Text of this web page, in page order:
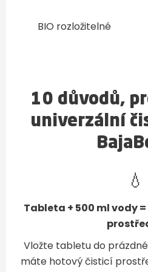
BIO rozložitelné
10 důvodů,
univerzální
💧
Tableta + 500 ml vody
Vložte tabletu do
máte hotový čisticí